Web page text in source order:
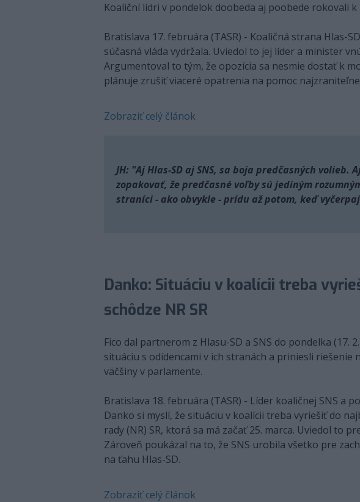
Koaliční lídri v pondelok doobeda aj poobede rokovali
Bratislava 17. februára (TASR) - Koaličná strana Hlas-
súčasná vláda vydržala. Uviedol to jej líder a minister
Argumentoval to tým, že opozícia sa nesmie dostať k
plánuje zrušiť viaceré opatrenia na pomoc
Zobraziť celý článok
JH: "Aj Hlas-SD aj SNS, sa boja predčasných volieb.
zopakovať, že predčasné voľby sú jediným
straníci - ako obvykle - prídu až potom, keď
Danko: Situáciu v koalícii treba
schôdze NR SR
Fico dal partnerom z Hlasu-SD a SNS do pondelka (17.
situáciu s odídencami v ich stranách a priniesli riešenie
väčšiny v parlamente.
Bratislava 18. februára (TASR) - Líder koaličnej SNS a
Danko si myslí, že situáciu v koalícii treba vyriešiť do
rady (NR) SR, ktorá sa má začať 25. marca. Uviedol to
Zároveň poukázal na to, že SNS urobila všetko pre
na ťahu Hlas-SD.
Zobraziť celý článok